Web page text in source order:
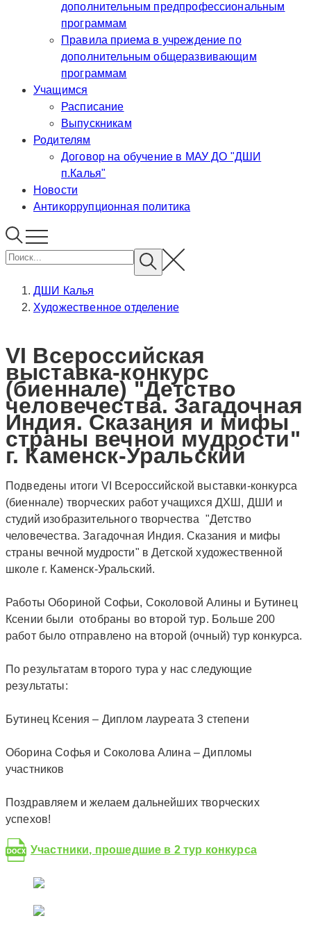
дополнительным предпрофессиональным
программам
Правила приема в учреждение по
дополнительным общеразвивающим
программам
Учащимся
Расписание
Выпускникам
Родителям
Договор на обучение в МАУ ДО "ДШИ
п.Калья"
Новости
Антикоррупционная политика
ДШИ Калья
Художественное отделение
VI Всероссийская
выставка-конкурс
(биеннале) "Детство
человечества. Загадочная
Индия. Сказания и мифы
страны вечной мудрости"
г. Каменск-Уральский
Подведены итоги VI Всероссийской выставки-конкурса
(биеннале) творческих работ учащихся ДХШ, ДШИ и
студий изобразительного творчества "Детство
человечества. Загадочная Индия. Сказания и мифы
страны вечной мудрости" в Детской художественной
школе г. Каменск-Уральский.
Работы Обориной Софьи, Соколовой Алины и Бутинец
Ксении были отобраны во второй тур. Больше 200
работ было отправлено на второй (очный) тур конкурса.
По результатам второго тура у нас следующие
результаты:
Бутинец Ксения – Диплом лауреата 3 степени
Оборина Софья и Соколова Алина – Дипломы
участников
Поздравляем и желаем дальнейших творческих
успехов!
Участники, прошедшие в 2 тур конкурса